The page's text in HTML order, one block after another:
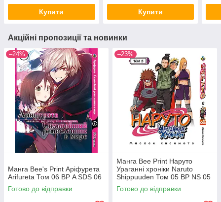
Купити Купити
Акційні пропозиції та новинки
–24%
Манга Bee's Print Аріфурета
Arifureta Том 06 ВР A SDS 06
Готово до відправки
–23%
Манга Bee Print Наруто
Ураганні хроніки Naruto
Shippuuden Том 05 ВР NS 05
Готово до відправки